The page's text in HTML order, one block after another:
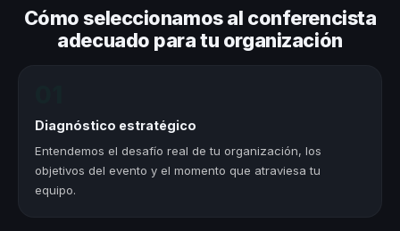
Cómo seleccionamos al conferencista
adecuado para tu organización
Diagnóstico estratégico
Entendemos el desafío real de tu organización, los
objetivos del evento y el momento que atraviesa tu
equipo.